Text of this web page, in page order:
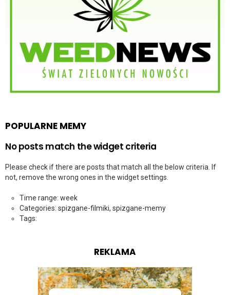
POPULARNE MEMY
No posts match the widget criteria
Please check if there are posts that match all the below criteria. If
not, remove the wrong ones in the widget settings.
Time range: week
Categories: spizgane-filmiki, spizgane-memy
Tags:
REKLAMA